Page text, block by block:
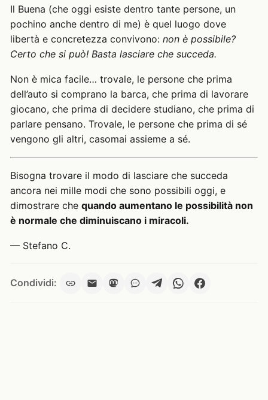
Il Buena (che oggi esiste dentro tante persone, un
pochino anche dentro di me) è quel luogo dove
libertà e concretezza convivono: non è possibile?
Certo che si può! Basta lasciare che succeda.
Non è mica facile… trovale, le persone che prima
dell’auto si comprano la barca, che prima di lavorare
giocano, che prima di decidere studiano, che prima di
parlare pensano. Trovale, le persone che prima di sé
vengono gli altri, casomai assieme a sé.
Bisogna trovare il modo di lasciare che succeda
ancora nei mille modi che sono possibili oggi, e
dimostrare che quando aumentano le possibilità non
è normale che diminuiscano i miracoli.
— Stefano C.
Condividi: